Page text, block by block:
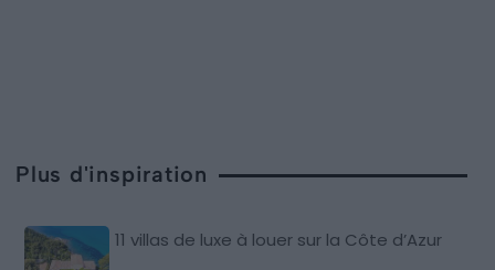
Plus d'inspiration
11 villas de luxe à louer sur la Côte d’Azur